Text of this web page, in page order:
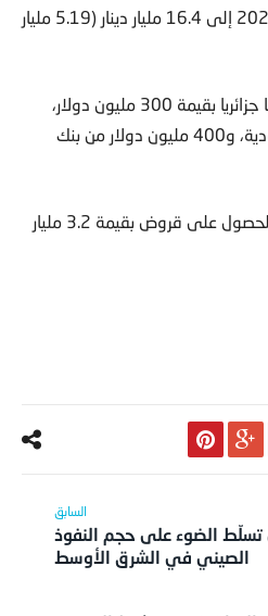
دينار (3.32 مليار دولار) في 2023 إلى 16.4 مليار دينار (5.19 مليار
وتشمل القروض الخارجية قرضا جزائريا بقيمة 300 مليون دولار،
و500 مليون دولار من السعودية، و400 مليون دولار من بنك
وقالت الحكومة إنها تسعى للحصول على قروض بقيمة 3.2 مليار
الضوء على حجم النفوذ
الصيني في الشرق الأوسط